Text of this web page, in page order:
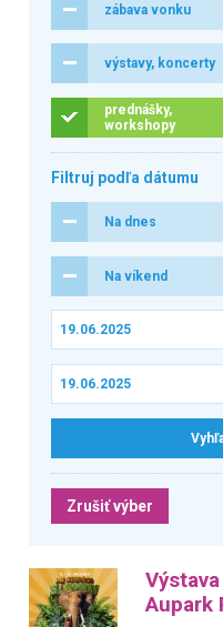
zábava vonku
výstavy, koncerty
prednášky,
workshopy
Filtruj podľa dátumu
Na dnes
Na víkend
Zrušiť výber
Aupark